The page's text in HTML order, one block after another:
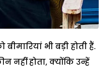
भी बड़ी होती हैं.
नहीं होता, क्योंकि उन्हें